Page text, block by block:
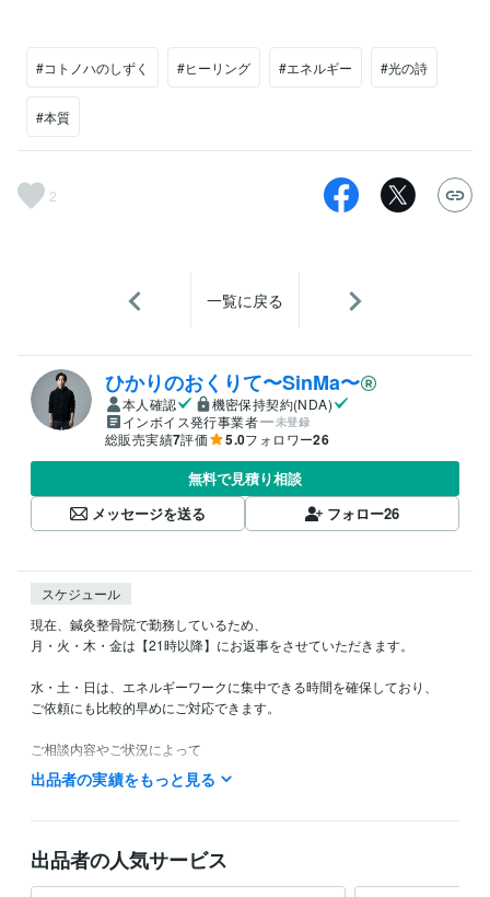
#コトノハのしずく #ヒーリング #エネルギー #光の詩
#本質
2
一覧に戻る
ひかりのおくりて〜SinMa〜
本人確認
機密保持契約(NDA)
インボイス発行事業者
未登録
総販売実績7評価 5.0フォロワー26
無料で見積り相談
メッセージを送る
フォロー26
スケジュール
現在、鍼灸整骨院で勤務しているため、
月・火・木・金は【21時以降】にお返事をさせていただきます。
水・土・日は、エネルギーワークに集中できる時間を確保しており、
ご依頼にも比較的早めにご対応できます。
ご相談内容やご状況によって
お互いのために必要なご提案をさせていただくことがございますが
どうぞ安心してお話ください。
資格・検定
鍼灸師あん摩マッサージ師 取得年 : 2020年
出品者の実績をもっと見る
出品者の人気サービス